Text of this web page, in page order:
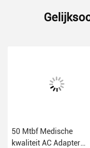
50 Mtbf Medische
kwaliteit AC Adapter